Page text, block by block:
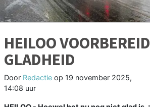
HEILOO
GLADHEID
Door Redactie op 19 november 2025,
14:08 uur